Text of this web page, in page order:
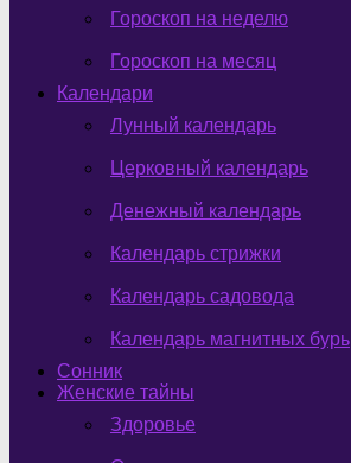
Гороскоп на неделю
Гороскоп на месяц
Календари
Лунный календарь
Церковный календарь
Денежный календарь
Календарь стрижки
Календарь садовода
Календарь магнитных бурь
Сонник
Женские тайны
Здоровье